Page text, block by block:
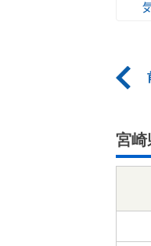
宮崎